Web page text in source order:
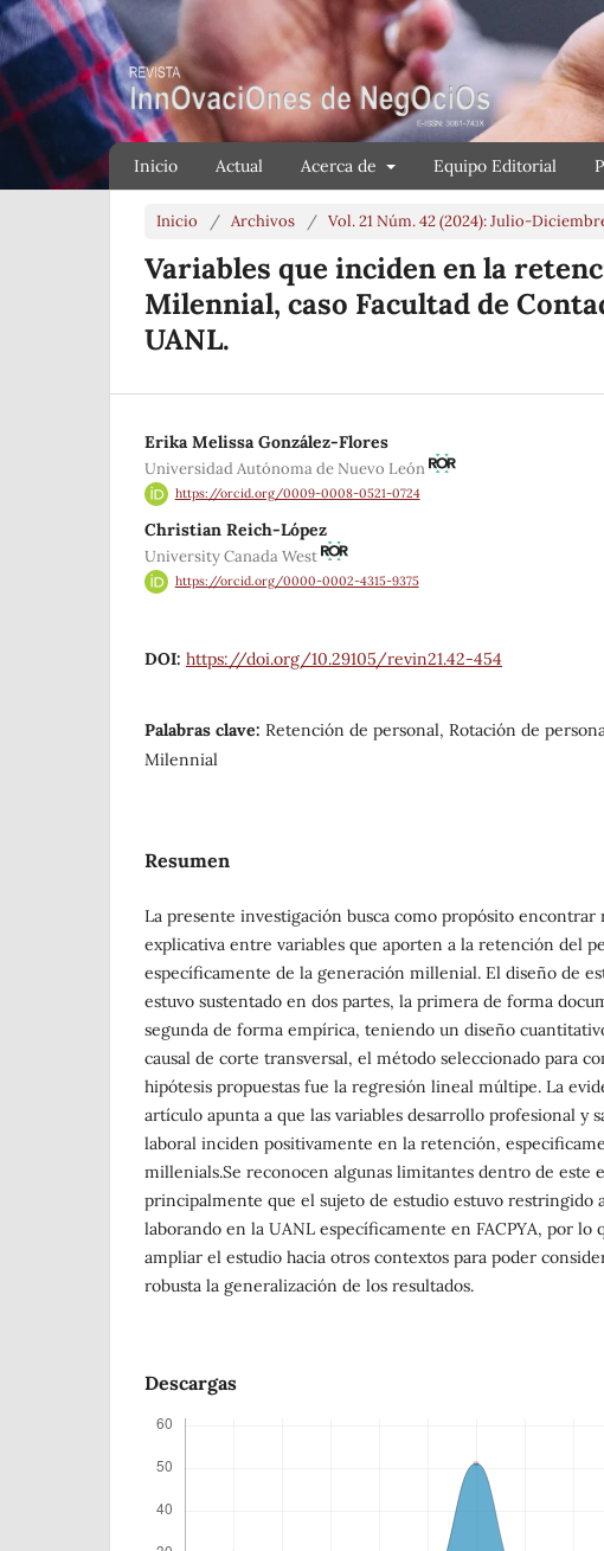
Inicio Actual Acerca de Equipo Editorial
Inicio / Archivos / Vol. 21 Núm. 42 (2024): Julio-
Variables que inciden en la
Milennial, caso Facultad de
UANL.
Erika Melissa González-Flores
Universidad Autónoma de Nuevo León
https://orcid.org/0009-0008-0521-0724
Christian Reich-López
University Canada West
https://orcid.org/0000-0002-4315-9375
DOI: https://doi.org/10.29105/revin21.42-454
Palabras clave: Retención de personal, Rotación de
Milennial
Resumen
La presente investigación busca como propósito encontrar
explicativa entre variables que aporten a la retención del
específicamente de la generación millenial. El diseño de
estuvo sustentado en dos partes, la primera de forma
segunda de forma empírica, teniendo un diseño
causal de corte transversal, el método seleccionado para
hipótesis propuestas fue la regresión lineal múltipe. La
artículo apunta a que las variables desarrollo profesional y
laboral inciden positivamente en la retención,
millenials.Se reconocen algunas limitantes dentro de este
principalmente que el sujeto de estudio estuvo restringido
laborando en la UANL específicamente en FACPYA, por lo
ampliar el estudio hacia otros contextos para poder
robusta la generalización de los resultados.
Descargas